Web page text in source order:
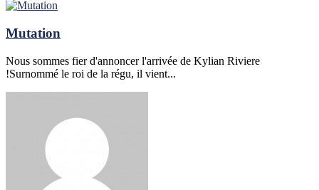
Mutation
Nous sommes fier d'annoncer l'arrivée de Kylian Riviere
!Surnommé le roi de la régu, il vient...